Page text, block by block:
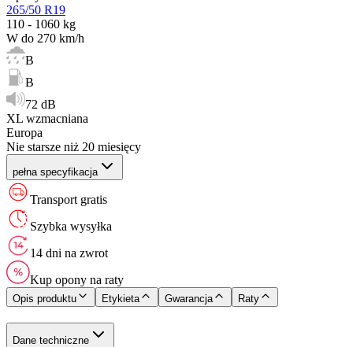
265/50 R19
110 - 1060 kg
W do 270 km/h
B
B
72 dB
XL wzmacniana
Europa
Nie starsze niż 20 miesięcy
pełna specyfikacja
Transport gratis
Szybka wysyłka
14 dni na zwrot
Kup opony na raty
Opis produktu Etykieta Gwarancja Raty
Dane techniczne